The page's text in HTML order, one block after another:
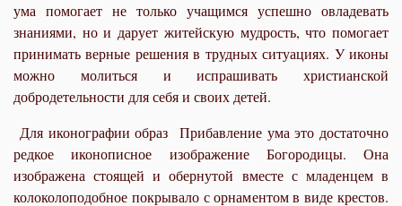
ума помогает не только учащимся успешно овладевать
знаниями, но и дарует житейскую мудрость, что помогает
принимать верные решения в трудных ситуациях. У иконы
можно молиться и испрашивать христианской
добродетельности для себя и своих детей.
Для иконографии образ Прибавление ума это достаточно
редкое иконописное изображение Богородицы. Она
изображена стоящей и обернутой вместе с младенцем в
колоколоподобное покрывало с орнаментом в виде крестов.